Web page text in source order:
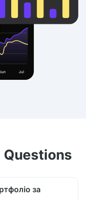
Questions
за